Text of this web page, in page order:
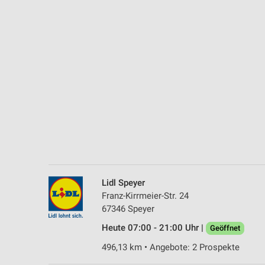
Lidl Speyer
Franz-Kirrmeier-Str. 24
67346 Speyer
Heute 07:00 - 21:00 Uhr |
Geöffnet
496,13 km • Angebote: 2 Prospekte
Notwendig
Performance